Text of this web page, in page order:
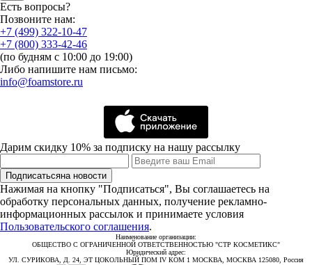
Есть вопросы?
Позвоните нам:
+7 (499) 322-10-47
+7 (800) 333-42-46
(по будням с 10:00 до 19:00)
Либо напишите нам письмо:
info@foamstore.ru
Дарим скидку 10% за подписку на нашу рассылку
Подписатьсяна новости
Нажимая на кнопку "Подписаться", Вы соглашаетесь на
обработку персональных данных, получение рекламно-
информационных рассылок и принимаете условия
Пользовательского соглашения.
Наименование организации:
ОБЩЕСТВО С ОГРАНИЧЕННОЙ ОТВЕТСТВЕННОСТЬЮ "СТР КОСМЕТИКС"
Юридический адрес:
УЛ. СУРИКОВА, Д. 24, ЭТ ЦОКОЛЬНЫЙ ПОМ IV КОМ 1 МОСКВА, МОСКВА 125080, Россия